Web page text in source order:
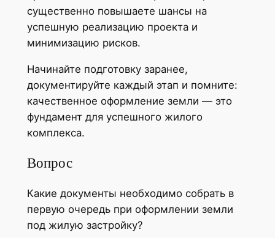
существенно повышаете шансы на
успешную реализацию проекта и
минимизацию рисков.
Начинайте подготовку заранее,
документируйте каждый этап и помните:
качественное оформление земли — это
фундамент для успешного жилого
комплекса.
Вопрос
Какие документы необходимо собрать в
первую очередь при оформлении земли
под жилую застройку?